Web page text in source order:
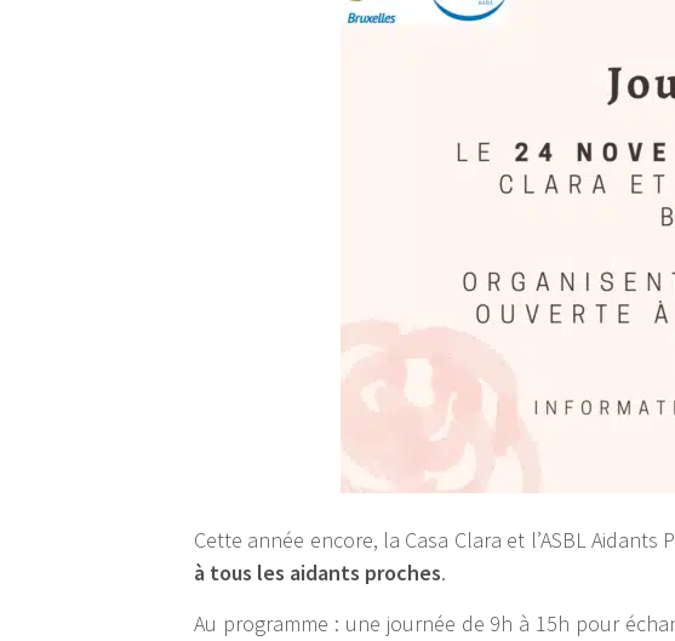
Cette année encore, la Casa Clara et l’ASBL
à tous les aidants proches.
Au programme : une journée de 9h à 15h pour